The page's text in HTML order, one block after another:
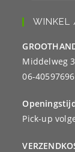
WINKEL
Middelweg
06-
Pick-up